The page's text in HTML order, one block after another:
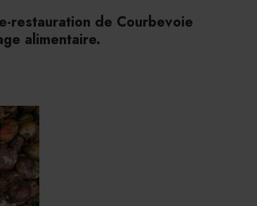
restauration de Courbevoie
alimentaire.